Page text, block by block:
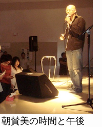
賛美の時間と午後